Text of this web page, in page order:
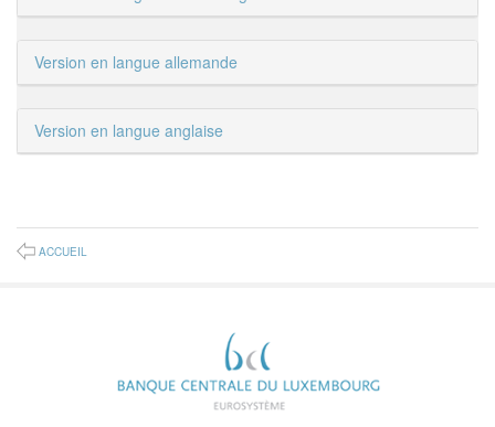
Version en langue allemande
Version en langue anglaise
ACCUEIL